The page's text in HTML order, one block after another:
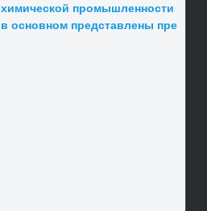
химической промышленности
в основном представлены пре